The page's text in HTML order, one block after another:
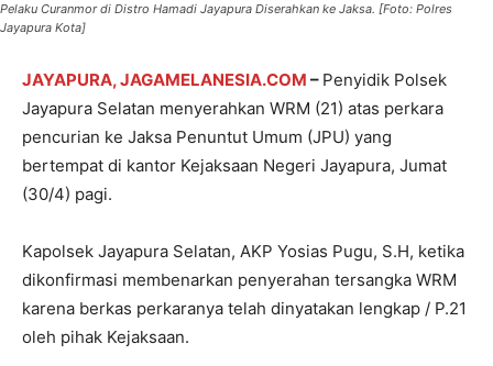
Pelaku Curanmor di Distro Hamadi Jayapura Diserahkan ke Jaksa. [Foto: Polres
Jayapura Kota]
JAYAPURA, JAGAMELANESIA.COM – Penyidik Polsek
Jayapura Selatan menyerahkan WRM (21) atas perkara
pencurian ke Jaksa Penuntut Umum (JPU) yang
bertempat di kantor Kejaksaan Negeri Jayapura, Jumat
(30/4) pagi.
Kapolsek Jayapura Selatan, AKP Yosias Pugu, S.H, ketika
dikonfirmasi membenarkan penyerahan tersangka WRM
karena berkas perkaranya telah dinyatakan lengkap / P.21
oleh pihak Kejaksaan.